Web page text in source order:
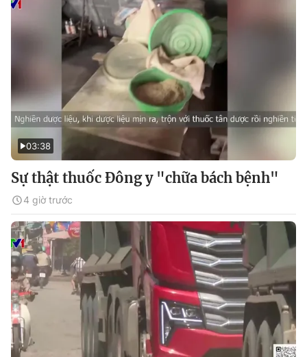
03:38
Sự thật thuốc Đông y "chữa bách bệnh"
4 giờ trước